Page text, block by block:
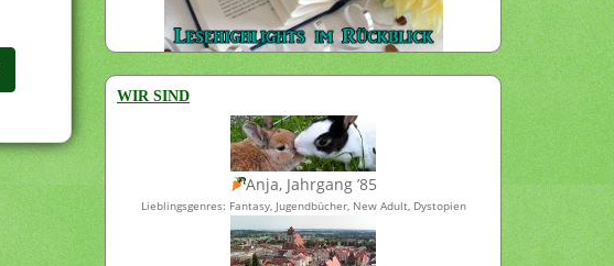
WIR SIND
Anja, Jahrgang ’85
Lieblingsgenres: Fantasy, Jugendbücher, New Adult, Dystopien